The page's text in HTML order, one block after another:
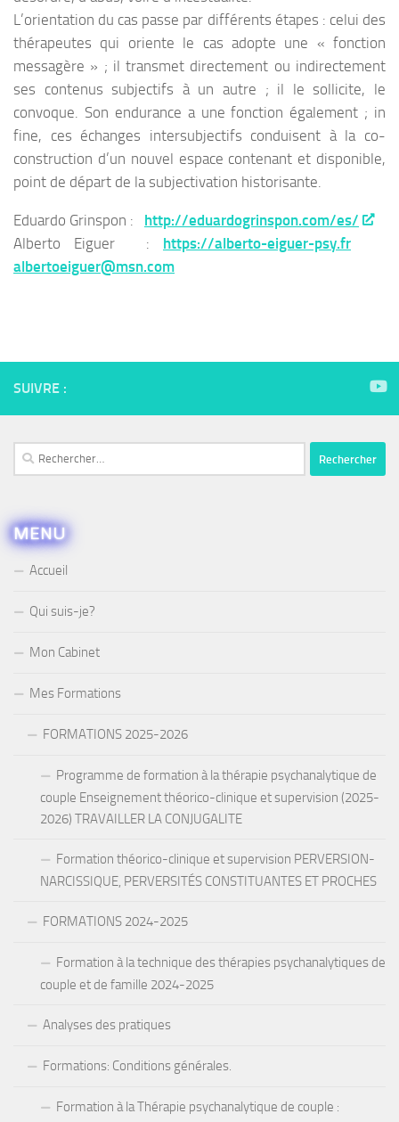
L’orientation du cas passe par différents étapes : celui des
thérapeutes qui oriente le cas adopte une « fonction
messagère » ; il transmet directement ou indirectement
ses contenus subjectifs à un autre ; il le sollicite, le
convoque. Son endurance a une fonction également ; in
fine, ces échanges intersubjectifs conduisent à la co-
construction d’un nouvel espace contenant et disponible,
point de départ de la subjectivation historisante.
Eduardo Grinspon : http://eduardogrinspon.com/es/
Alberto Eiguer
: https://alberto-eiguer-psy.fr
albertoeiguer@msn.com
SUIVRE :
Rechercher :
MENU
Accueil
Qui suis-je?
Mon Cabinet
Mes Formations
FORMATIONS 2025-2026
Programme de formation à la thérapie psychanalytique de
couple Enseignement théorico-clinique et supervision (2025-
2026) TRAVAILLER LA CONJUGALITE
Formation théorico-clinique et supervision PERVERSION-
NARCISSIQUE, PERVERSITÉS CONSTITUANTES ET PROCHES
FORMATIONS 2024-2025
Formation à la technique des thérapies psychanalytiques de
couple et de famille 2024-2025
Analyses des pratiques
Formations: Conditions générales.
Formation à la Thérapie psychanalytique de couple :